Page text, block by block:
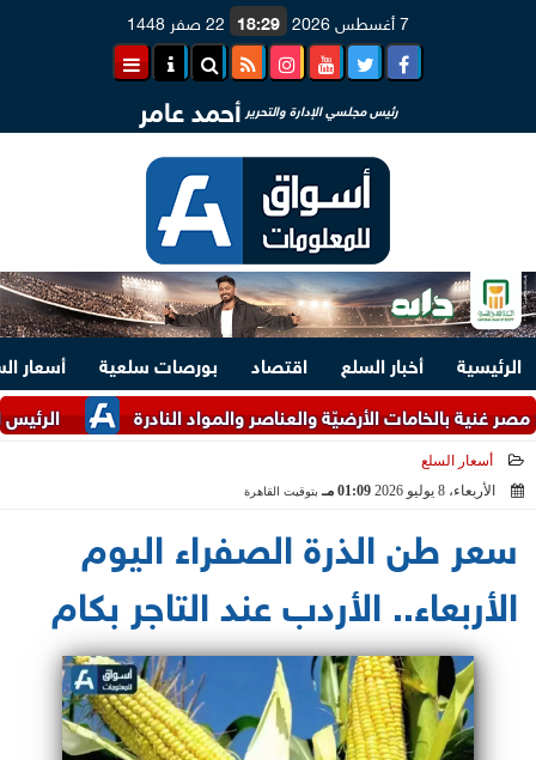
7 أغسطس 2026 18:29 22 صفر 1448
رئيس مجلسي الإدارة والتحرير أحمد عامر
الرئيسية أخبار السلع اقتصاد بورصات سلعية
أسعار
الرئيس السيسي
الأرضيّة والعناصر والمواد النادرة
أسعار السلع
الأربعاء، 8 يوليو 2026
01:09 مـ بتوقيت القاهرة
سعر طن الذرة الصفراء اليوم
الأربعاء.. الأردب عند التاجر بكام